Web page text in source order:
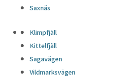
Saxnäs
Klimpfjäll
Kittelfjäll
Sagavägen
Vildmarksvägen